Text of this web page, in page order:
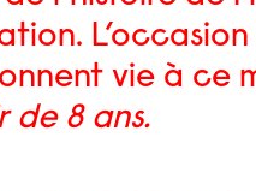
vie à ce
de 8 ans.